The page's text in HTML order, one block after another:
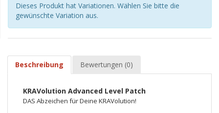
Dieses Produkt hat Variationen. Wählen Sie bitte die
gewünschte Variation aus.
Beschreibung Bewertungen (0)
KRAVolution Advanced Level Patch
DAS Abzeichen für Deine KRAVolution!